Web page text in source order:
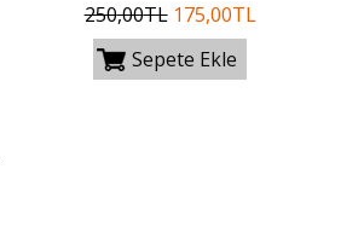
250,00TL 175,00TL
Sepete Ekle